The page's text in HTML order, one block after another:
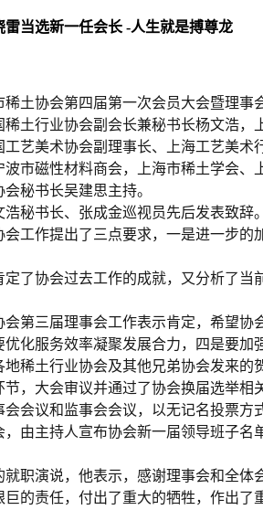
当选新一任会长 -人生就是搏尊龙
稀土协会第四届第一次会员大会暨理
土行业协会副会长兼秘书长杨文浩
艺美术协会副理事长、上海工艺美
市磁性材料商会，上海市稀土学会
秘书长吴建思主持。
秘书长、张成金巡视员先后发表致辞。
工作提出了三点要求，一是进一步
了协会过去工作的成就，又分析了
第三届理事会工作表示肯定，希望
化服务效率凝聚发展合力，四是要
稀土行业协会及其他兄弟协会发来的
节，大会审议并通过了协会换届选举相
会议和监事会会议，以无记名投票方
，由主持人宣布协会新一届领导班子
职演说，他表示，感谢理事会和全
的责任，付出了重大的牺牲，作出